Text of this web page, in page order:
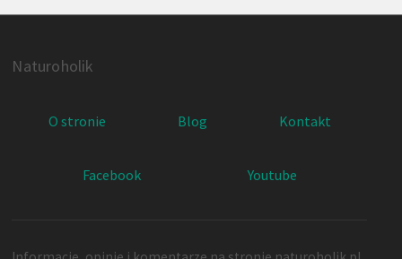
Naturoholik
O stronie Blog Kontakt
Facebook Youtube